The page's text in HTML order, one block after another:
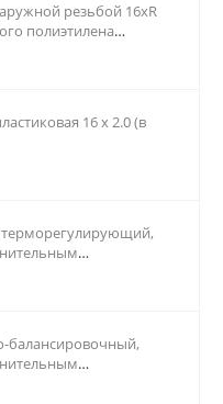
резьбой 16xR
полиэтилена
16 х 2.0 (в
балансировочный,